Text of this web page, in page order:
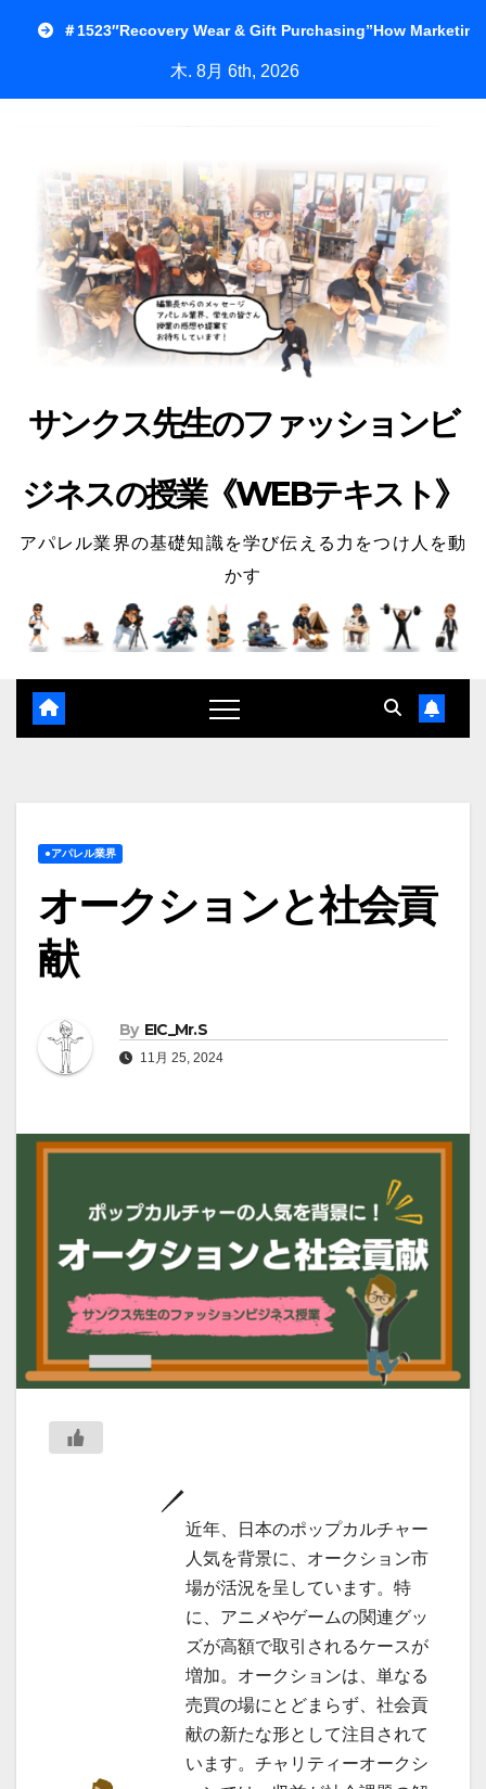
＃1523″Recovery Wear & Gift Purchasing”How
木. 8月 6th, 2026
サンクス先生のファッションビ
ジネスの授業《WEBテキスト》
アパレル業界の基礎知識を学び伝える力をつけ人を動
かす
●アパレル業界
オークションと社会貢
献
By EIC_Mr.S
11月 25, 2024
近年、日本のポップカルチャー
人気を背景に、オークション市
場が活況を呈しています。特
に、アニメやゲームの関連グッ
ズが高額で取引されるケースが
増加。オークションは、単なる
売買の場にとどまらず、社会貢
献の新たな形として注目されて
います。チャリティーオークシ